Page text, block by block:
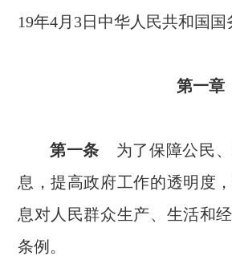
19年4月3日中华人民共和国
第一
第一条 为了保障公民
息，提高政府工作的透明度
息对人民群众生产、生活和
条例。